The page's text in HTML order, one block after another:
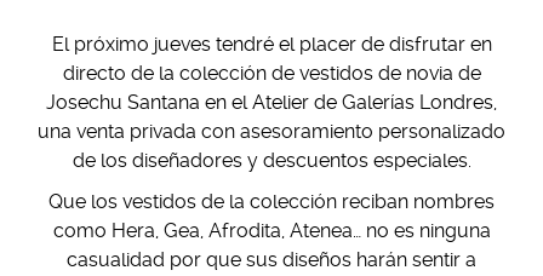
El próximo jueves tendré el placer de disfrutar en
directo de la colección de vestidos de novia de
Josechu Santana en el Atelier de Galerías Londres,
una venta privada con asesoramiento personalizado
de los diseñadores y descuentos especiales.
Que los vestidos de la colección reciban nombres
como Hera, Gea, Afrodita, Atenea… no es ninguna
casualidad por que sus diseños harán sentir a